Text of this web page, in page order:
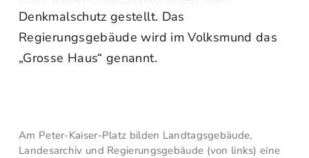
Denkmalschutz gestellt. Das
Regierungsgebäude wird im Volksmund das
„Grosse Haus“ genannt.
Am Peter-Kaiser-Platz bilden Landtagsgebäude,
Landesarchiv und Regierungsgebäude (von links) eine